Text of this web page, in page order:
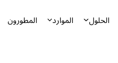
الحلول الموارد المطورون